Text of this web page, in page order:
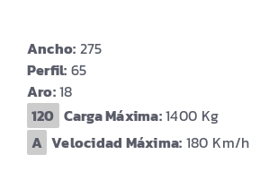
Ancho: 275
Perfil: 65
Aro:18
Carga Máxima:1400
Velocidad Máxima: 180